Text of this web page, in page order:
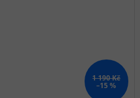
1 190 Kč
–15 %